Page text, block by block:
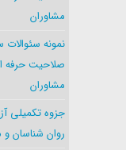
مشاوران
نمونه
صلاحیت حرفه
مشاوران
جزوه تکمیلی
روان شناسان و